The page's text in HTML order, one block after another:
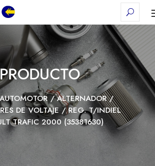
PRODUCTO
AUTOMOTOR/ALTERNADOR/
DE VOLTAJE/ REG. T/INDIEL
TRAFIC 2000 (35381630)